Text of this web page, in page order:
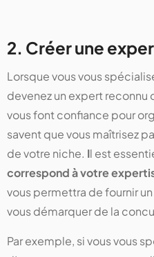
2. Créer une
Lorsque vous vous
devenez un expert reconnu
vous font confiance pour
savent que vous maîtrisez
de votre niche. Il est
correspond à votre
vous permettra de fournir
vous démarquer de la
Par exemple, si vous vous